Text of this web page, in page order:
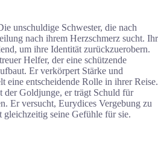
unschuldige Schwester, die nach
nach ihrem Herzschmerz sucht. Ihr
um ihre Identität zurückzuerobern.
Helfer, der eine schützende
Er verkörpert Stärke und
eine entscheidende Rolle in ihrer Reise.
der Goldjunge, er trägt Schuld für
Er versucht, Eurydices Vergebung zu
gleichzeitig seine Gefühle für sie.